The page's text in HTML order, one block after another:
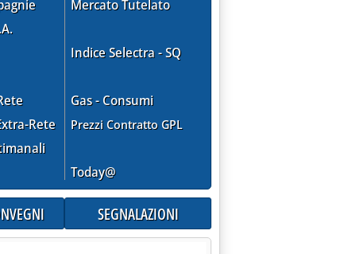
Rete
Mercato Tutelato
Indice Selectra - SQ
Gas - Consumi
Prezzi Contratto GPL
Today@
SEGNALAZIONI